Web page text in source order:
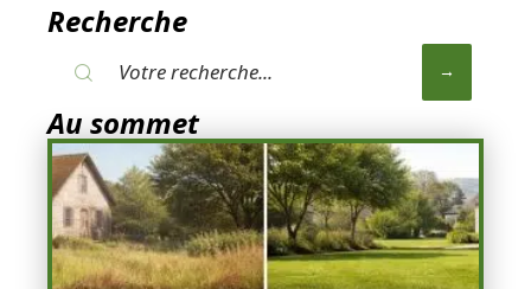
Recherche
Au sommet